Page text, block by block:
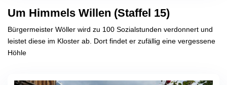
Um Himmels Willen (Staffel 15)
Bürgermeister Wöller wird zu 100 Sozialstunden verdonnert und
leistet diese im Kloster ab. Dort findet er zufällig eine vergessene
Höhle